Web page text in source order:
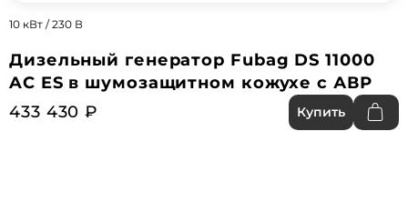
10 кВт / 230 В
Дизельный генератор Fubag DS 11000
AC ES в шумозащитном кожухе с АВР
433 430 ₽
Купить